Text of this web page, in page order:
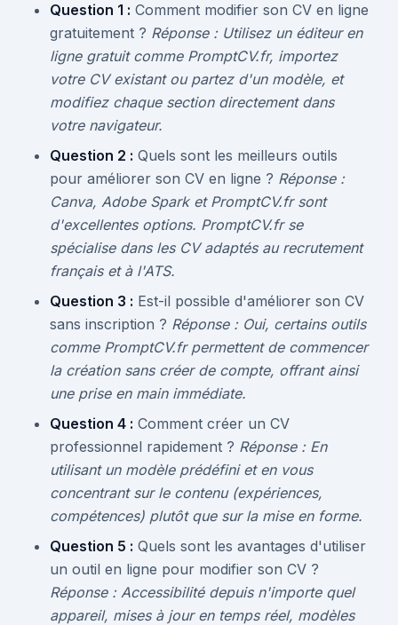
Question 1 : Comment modifier son CV en ligne
gratuitement ? Réponse : Utilisez un éditeur en
ligne gratuit comme PromptCV.fr, importez
votre CV existant ou partez d'un modèle, et
modifiez chaque section directement dans
votre navigateur.
Question 2 : Quels sont les meilleurs outils
pour améliorer son CV en ligne ? Réponse :
Canva, Adobe Spark et PromptCV.fr sont
d'excellentes options. PromptCV.fr se
spécialise dans les CV adaptés au recrutement
français et à l'ATS.
Question 3 : Est-il possible d'améliorer son CV
sans inscription ? Réponse : Oui, certains outils
comme PromptCV.fr permettent de commencer
la création sans créer de compte, offrant ainsi
une prise en main immédiate.
Question 4 : Comment créer un CV
professionnel rapidement ? Réponse : En
utilisant un modèle prédéfini et en vous
concentrant sur le contenu (expériences,
compétences) plutôt que sur la mise en forme.
Question 5 : Quels sont les avantages d'utiliser
un outil en ligne pour modifier son CV ?
Réponse : Accessibilité depuis n'importe quel
appareil, mises à jour en temps réel, modèles